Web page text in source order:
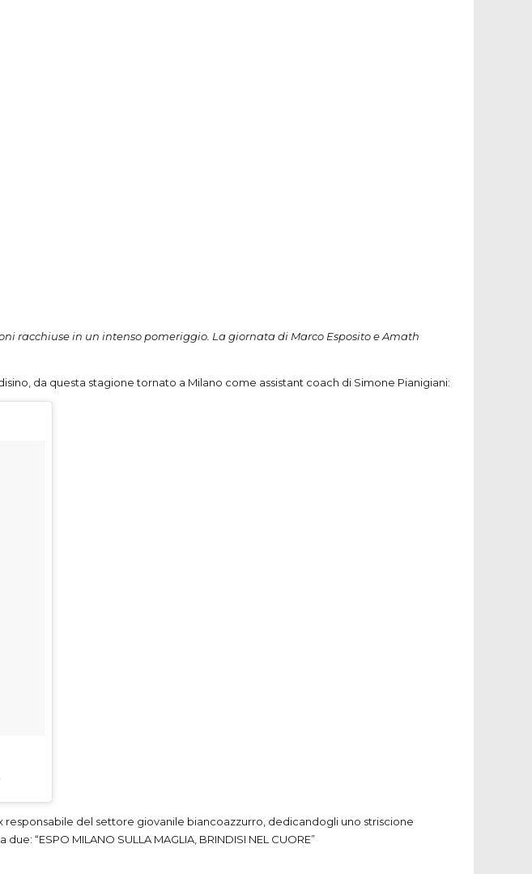
racchiuse in un intenso pomeriggio. La giornata di Marco Esposito e Amath
da questa stagione tornato a Milano come assistant coach di Simone Pianigiani:
responsabile del settore giovanile biancoazzurro, dedicandogli uno striscione
due: “ESPO MILANO SULLA MAGLIA BRINDISI NEL CUORE”